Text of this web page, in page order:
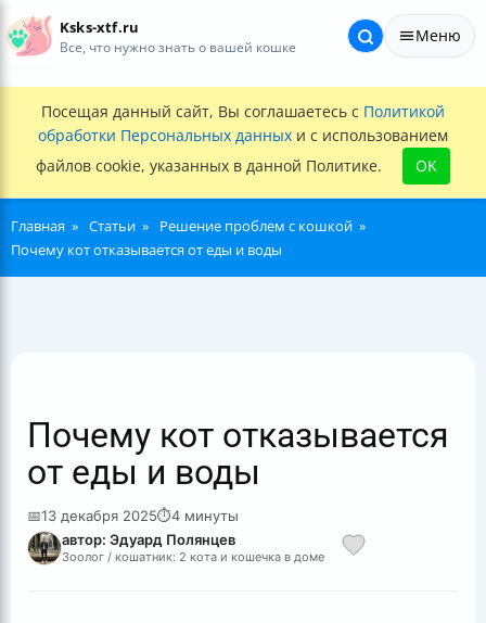
Ksks-xtf.ru
Все, что нужно знать о вашей кошке
Меню
Посещая данный сайт, Вы соглашаетесь с Политикой
обработки Персональных данных и с использованием
файлов cookie, указанных в данной Политике.
OK
Главная Статьи
Решение проблем с кошкой
Почему кот отказывается от еды и воды
Почему кот отказывается
от еды и воды
📅13 декабря 2025⏱4 минуты
автор: Эдуард Полянцев
Зоолог / кошатник: 2 кота и кошечка в доме